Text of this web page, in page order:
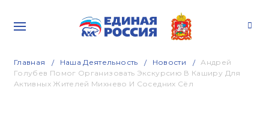
Главная Наша Деятельность Новости
Андрей
Голубев Помог Организовать Экскурсию В Каширу Для
Активных Жителей Михнево И Соседних Сёл